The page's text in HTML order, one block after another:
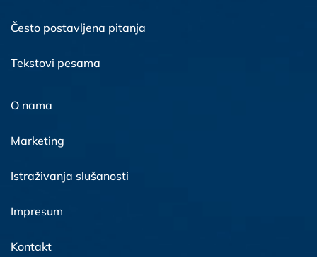
Često postavljena pitanja
Tekstovi pesama
O nama
Marketing
Istraživanja slušanosti
Impresum
Kontakt